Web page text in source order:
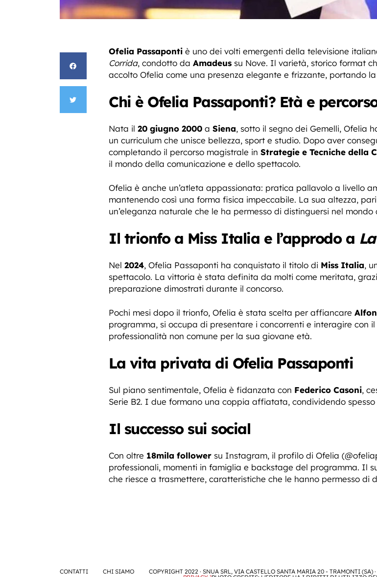
Ofelia Passaponti è uno dei volti emergenti della televisione
Corrida, condotto da Amadeus su Nove. Il varietà, storico format
accolto Ofelia come una presenza elegante e frizzante, portando
Chi è Ofelia Passaponti? Età e
Nata il 20 giugno 2000 a Siena, sotto il segno dei Gemelli, Ofelia
un curriculum che unisce bellezza, sport e studio. Dopo aver
completando il percorso magistrale in Strategie e Tecniche della
il mondo della comunicazione e dello spettacolo.
Ofelia è anche un’atleta appassionata: pratica pallavolo a livello
mantenendo così una forma fisica impeccabile. La sua altezza,
un’eleganza naturale che le ha permesso di distinguersi nel
Il trionfo a Miss Italia e l’approdo a
Nel 2024, Ofelia Passaponti ha conquistato il titolo di Miss Italia,
spettacolo. La vittoria è stata definita da molti come meritata,
preparazione dimostrati durante il concorso.
Pochi mesi dopo il trionfo, Ofelia è stata scelta per affiancare
programma, si occupa di presentare i concorrenti e interagire con
professionalità non comune per la sua giovane età.
La vita privata di Ofelia Passaponti
Sul piano sentimentale, Ofelia è fidanzata con Federico Casoni,
Serie B2. I due formano una coppia affiatata, condividendo
Il successo sui social
Con oltre 18mila follower su Instagram, il profilo di Ofelia
professionali, momenti in famiglia e backstage del programma. Il
che riesce a trasmettere, caratteristiche che le hanno permesso di
CONTATTI CHI SIAMO COPYRIGHT 2022 · SNUA SRL, VIA CASTELLO SANTA MARIA 20 - TRAMONTI (SA)